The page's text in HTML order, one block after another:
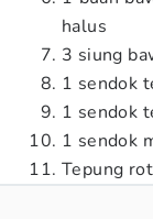
halus
3 siung
1 sendok
1 sendok
1 sendok
Tepung